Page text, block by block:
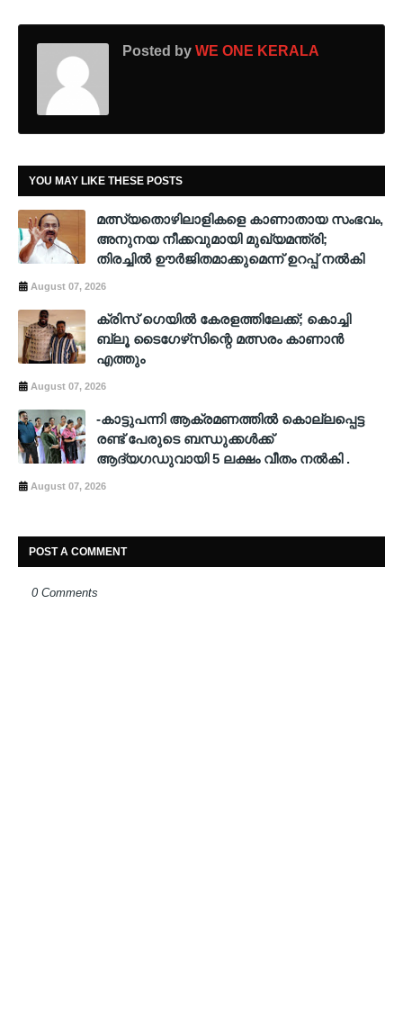
Posted by WE ONE KERALA
YOU MAY LIKE THESE POSTS
മത്സ്യതൊഴിലാളികളെ കാണാതായ സംഭവം,
അനുനയ നീക്കവുമായി മുഖ്യമന്ത്രി;
തിരച്ചിൽ ഊർജിതമാക്കുമെന്ന് ഉറപ്പ് നൽകി
August 07, 2026
ക്രിസ് ഗെയില്‍ കേരളത്തിലേക്ക്; കൊച്ചി
ബ്ലൂ ടൈഗേഴ്‌സിന്റെ മത്സരം കാണാന്‍
എത്തും
August 07, 2026
-കാട്ടുപന്നി ആക്രമണത്തിൽ കൊല്ലപ്പെട്ട
രണ്ട് പേരുടെ ബന്ധുക്കൾക്ക്
ആദ്യഗഡുവായി 5 ലക്ഷം വീതം നൽകി .
August 07, 2026
POST A COMMENT
0 Comments